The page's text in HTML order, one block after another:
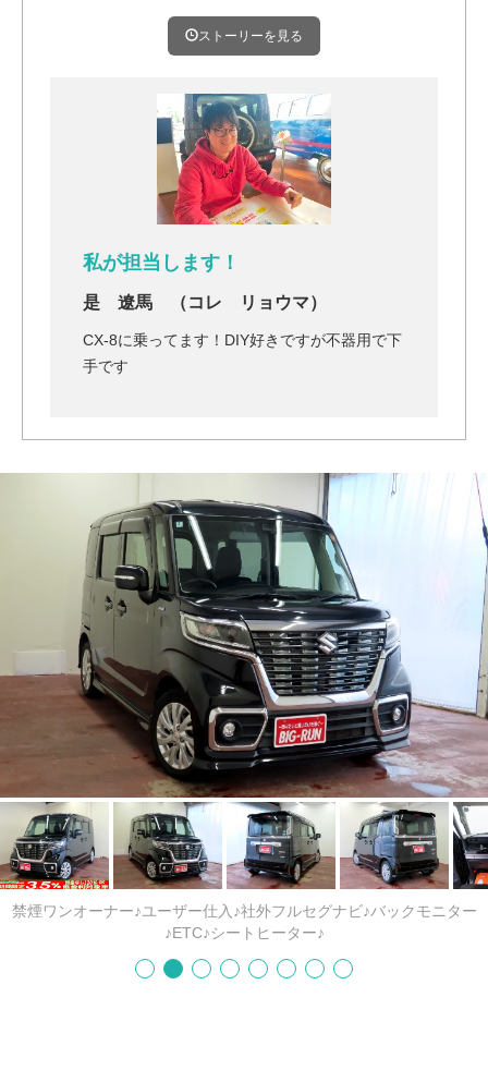
ストーリーを見る
私が担当します！
是 遼馬 （コレ リョウマ）
CX-8に乗ってます！DIY好きですが不器用で下
手です
禁煙ワンオーナー♪ユーザー仕入♪社外フルセグナビ♪バックモニター
♪ETC♪シートヒーター♪